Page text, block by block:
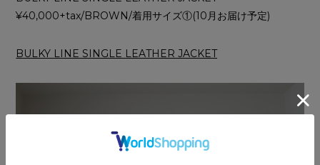
¥40,000+tax/BROWN/着用サイズ①(10月お届け予定)
BULKY LINE SINGLE LEATHER JACKET